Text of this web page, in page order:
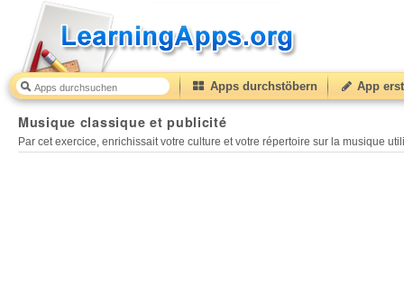
Apps durchstöbern App
Musique classique et publicité
Par cet exercice, enrichissait votre culture et votre répertoire sur la musique
Musique classique et publicité 30(from 10to50)